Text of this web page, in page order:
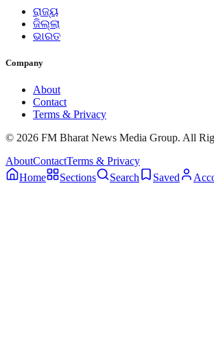
ରାଜ୍ୟ
ଜିଲ୍ଲା
ଭାରତ
Company
About
Contact
Terms & Privacy
© 2026 FM Bharat News Media Group. All
AboutContactTerms & Privacy
Home
Sections Search Saved